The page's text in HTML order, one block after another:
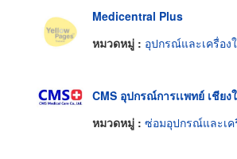
Medicentral Plus
หมวดหมู่ : อุปกรณ์และเครื่องใช้
CMS อุปกรณ์การเเพทย์ เชียง
หมวดหมู่ : ซ่อมอุปกรณ์และเครื่องใช้